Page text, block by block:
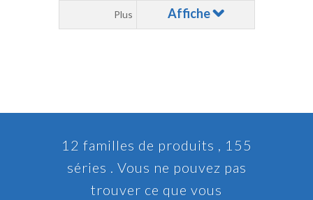
Plus Affiche
12 familles de produits , 155
séries . Vous ne pouvez pas
trouver ce que vous